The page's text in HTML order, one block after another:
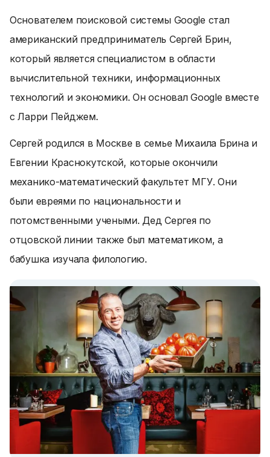
Основателем поисковой системы Google стал
американский предприниматель Сергей Брин,
который является специалистом в области
вычислительной техники, информационных
технологий и экономики. Он основал Google вместе
с Ларри Пейджем.
Сергей родился в Москве в семье Михаила Брина и
Евгении Краснокутской, которые окончили
механико-математический факультет МГУ. Они
были евреями по национальности и
потомственными учеными. Дед Сергея по
отцовской линии также был математиком, а
бабушка изучала филологию.